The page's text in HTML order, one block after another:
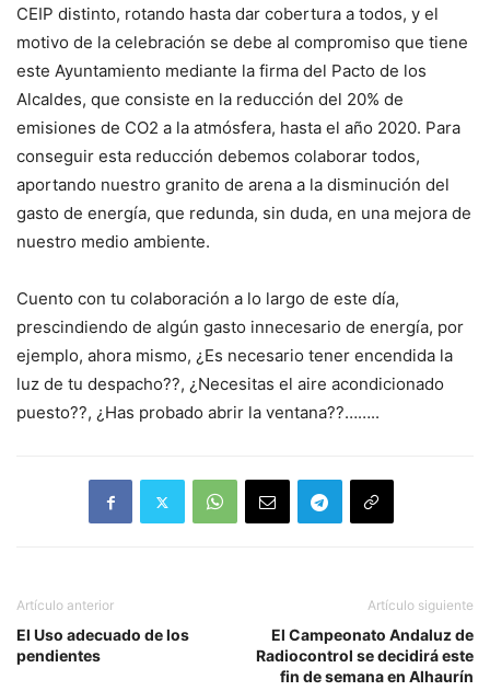
CEIP distinto, rotando hasta dar cobertura a todos, y el
motivo de la celebración se debe al compromiso que tiene
este Ayuntamiento mediante la firma del Pacto de los
Alcaldes, que consiste en la reducción del 20% de
emisiones de CO2 a la atmósfera, hasta el año 2020. Para
conseguir esta reducción debemos colaborar todos,
aportando nuestro granito de arena a la disminución del
gasto de energía, que redunda, sin duda, en una mejora de
nuestro medio ambiente.
Cuento con tu colaboración a lo largo de este día,
prescindiendo de algún gasto innecesario de energía, por
ejemplo, ahora mismo, ¿Es necesario tener encendida la
luz de tu despacho??, ¿Necesitas el aire acondicionado
puesto??, ¿Has probado abrir la ventana??……..
Artículo anterior
El Uso adecuado de los
pendientes
Artículo siguiente
El Campeonato Andaluz de
Radiocontrol se decidirá este
fin de semana en Alhaurín